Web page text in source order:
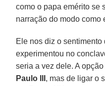
como o papa emérito se
narração do modo como
Ele nos diz o
experimentou no
seria a vez dele. A
Paulo III , mas de ligar o